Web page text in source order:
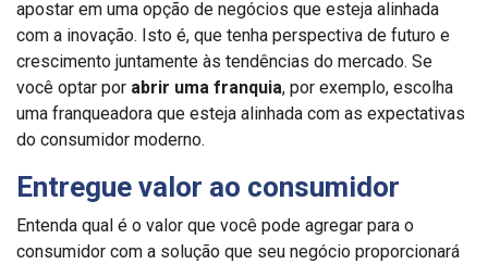
apostar em uma opção de negócios que esteja alinhada
com a inovação. Isto é, que tenha perspectiva de futuro e
crescimento juntamente às tendências do mercado. Se
você optar por abrir uma franquia, por exemplo, escolha
uma franqueadora que esteja alinhada com as expectativas
do consumidor moderno.
Entregue valor ao consumidor
Entenda qual é o valor que você pode agregar para o
consumidor com a solução que seu negócio proporcionará